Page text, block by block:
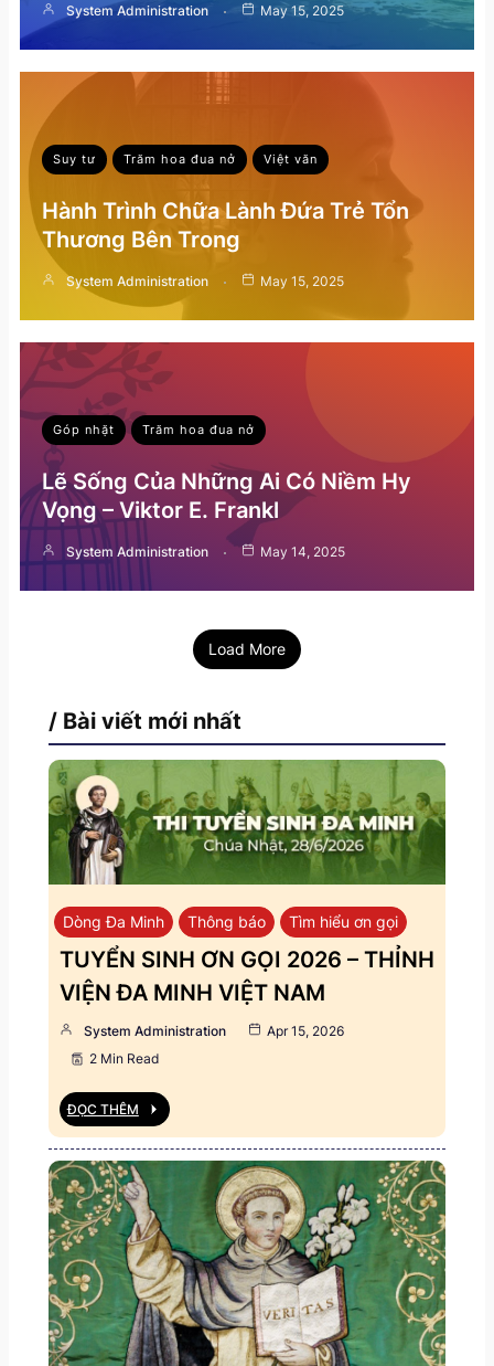
System Administration May 15, 2025
Suy tư Trăm hoa đua nở Việt văn
Hành Trình Chữa Lành Đứa Trẻ Tổn
Thương Bên Trong
System Administration May 15, 2025
Góp nhặt Trăm hoa đua nở
Lẽ Sống Của Những Ai Có Niềm Hy
Vọng – Viktor E. Frankl
System Administration May 14, 2025
Load More
/ Bài viết mới nhất
Dòng Đa Minh Thông báo Tìm hiểu ơn gọi
TUYỂN SINH ƠN GỌI 2026 – THỈNH
VIỆN ĐA MINH VIỆT NAM
System Administration
Apr 15, 2026
2 Min Read
ĐỌC THÊM